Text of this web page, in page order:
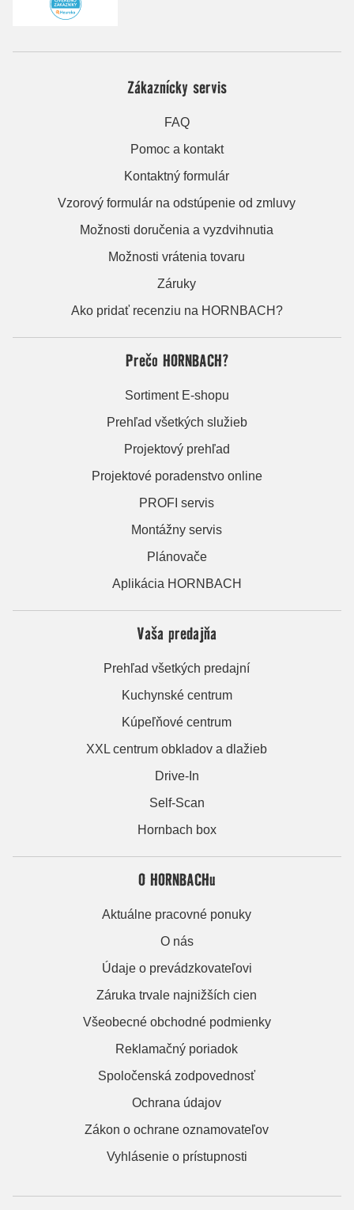
Zákaznícky servis
FAQ
Pomoc a kontakt
Kontaktný formulár
Vzorový formulár na odstúpenie od zmluvy
Možnosti doručenia a vyzdvihnutia
Možnosti vrátenia tovaru
Záruky
Ako pridať recenziu na HORNBACH?
Prečo HORNBACH?
Sortiment E-shopu
Prehľad všetkých služieb
Projektový prehľad
Projektové poradenstvo online
PROFI servis
Montážny servis
Plánovače
Aplikácia HORNBACH
Vaša predajňa
Prehľad všetkých predajní
Kuchynské centrum
Kúpeľňové centrum
XXL centrum obkladov a dlažieb
Drive-In
Self-Scan
Hornbach box
O HORNBACHu
Aktuálne pracovné ponuky
O nás
Údaje o prevádzkovateľovi
Záruka trvale najnižších cien
Všeobecné obchodné podmienky
Reklamačný poriadok
Spoločenská zodpovednosť
Ochrana údajov
Zákon o ochrane oznamovateľov
Vyhlásenie o prístupnosti